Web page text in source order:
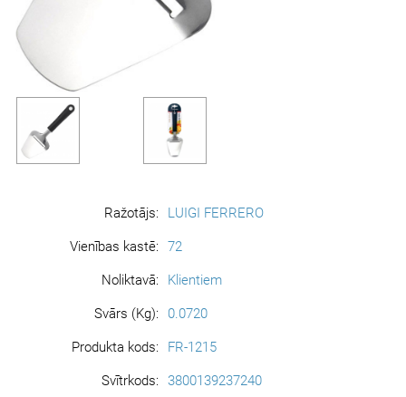
Ražotājs: LUIGI FERRERO
Vienības kastē: 72
Noliktavā: Klientiem
Svārs (Kg): 0.0720
Produkta kods: FR-1215
Svītrkods: 3800139237240